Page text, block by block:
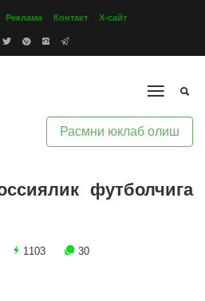
Реклама Контакт Х-сайт
Расмни юклаб олиш
футболчига
1103 30